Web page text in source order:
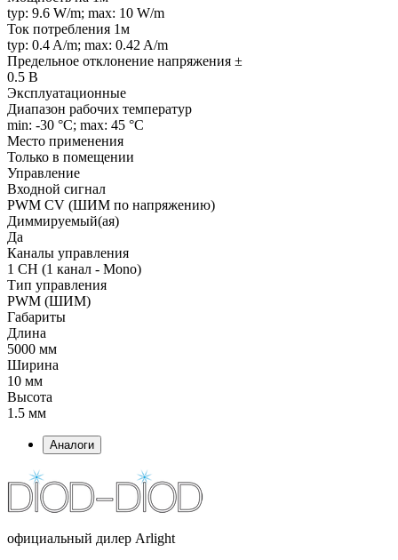
typ: 9.6 W/m; max: 10 W/m
Ток потребления 1м
typ: 0.4 A/m; max: 0.42 A/m
Предельное отклонение напряжения ±
0.5 В
Эксплуатационные
Диапазон рабочих температур
min: -30 °C; max: 45 °C
Место применения
Только в помещении
Управление
Входной сигнал
PWM СV (ШИМ по напряжению)
Диммируемый(ая)
Да
Каналы управления
1 CH (1 канал - Mono)
Тип управления
PWM (ШИМ)
Габариты
Длина
5000 мм
Ширина
10 мм
Высота
1.5 мм
Аналоги
официальный дилер Arlight